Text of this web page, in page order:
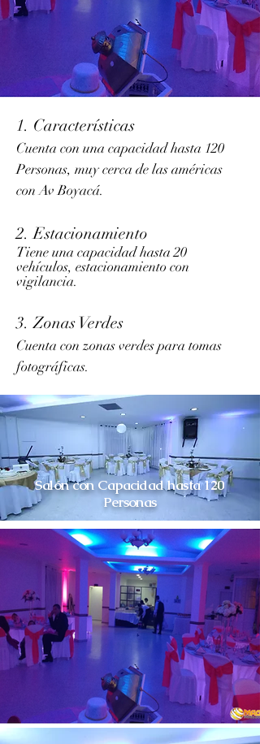
1. Características
Cuenta con una capacidad hasta 120
Personas, muy cerca de las américas
con Av Boyacá.
2. Estacionamiento
Tiene una capacidad hasta 20
vehículos, estacionamiento con
vigilancia.
3. Zonas Verdes
Cuenta con zonas verdes para tomas
fotográficas.
Salón con Capacidad hasta 120
Personas